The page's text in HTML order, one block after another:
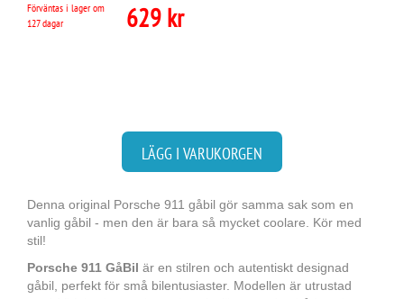
Förväntas i lager om
127 dagar
629 kr
LÄGG I VARUKORGEN
Denna original Porsche 911 gåbil gör samma sak som en
vanlig gåbil - men den är bara så mycket coolare. Kör med
stil!
Porsche 911 GåBil är en stilren och autentiskt designad
gåbil, perfekt för små bilentusiaster. Modellen är utrustad